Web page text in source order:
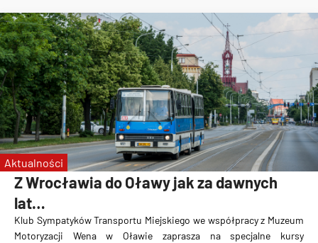
Z Wrocławia do Oławy jak za dawnych
lat…
Klub Sympatyków Transportu Miejskiego we współpracy z Muzeum
Motoryzacji Wena w Oławie zaprasza na specjalne kursy
Aktualności